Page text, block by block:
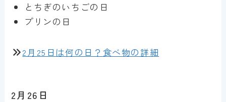
とちぎのいちごの日
プリンの日
2月25日は何の日？食べ物の詳細
2月26日